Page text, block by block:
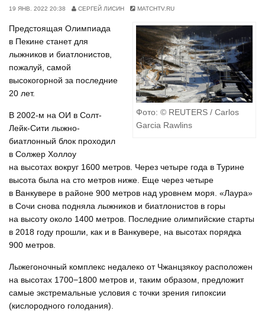
19 ЯНВ. 2022 20:38 СЕРГЕЙ ЛИСИН MATCHTV.RU
Фото: © REUTERS / Carlos
Garcia Rawlins
Предстоящая Олимпиада
в Пекине станет для
лыжников и биатлонистов,
пожалуй, самой
высокогорной за последние
20 лет.
В 2002-м на ОИ в Солт-
Лейк-Сити лыжно-
биатлонный блок проходил
в Солжер Холлоу
на высотах вокруг 1600 метров. Через четыре года в Турине
высота была на сто метров ниже. Еще через четыре
в Ванкувере в районе 900 метров над уровнем моря. «Лаура»
в Сочи снова подняла лыжников и биатлонистов в горы
на высоту около 1400 метров. Последние олимпийские старты
в 2018 году прошли, как и в Ванкувере, на высотах порядка
900 метров.
Лыжегоночный комплекс недалеко от Чжанцзякоу расположен
на высотах 1700−1800 метров и, таким образом, предложит
самые экстремальные условия с точки зрения гипоксии
(кислородного голодания).